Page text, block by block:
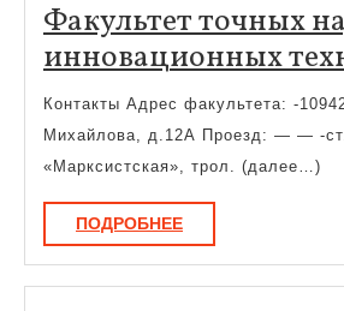
Факультет точных
инновационных
Контакты Адрес факультета: -
Михайлова, д.12А Проезд: — — -
«Марксистская», трол. (далее…)
ПОДРОБНЕЕПОДРОБНЕЕ